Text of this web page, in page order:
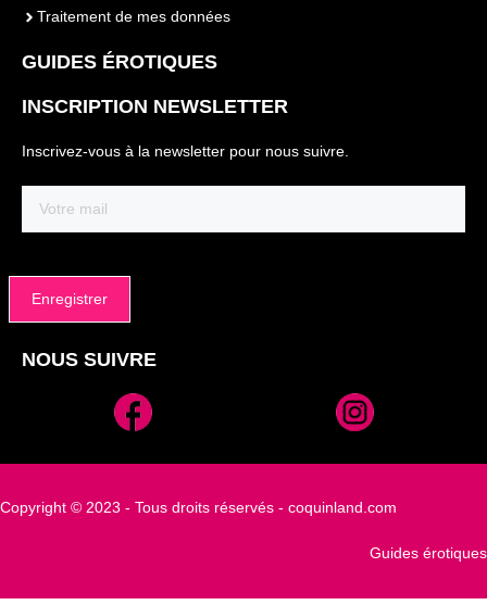
Traitement de mes données
GUIDES ÉROTIQUES
INSCRIPTION NEWSLETTER
Inscrivez-vous à la newsletter pour nous suivre.
Alternative:
NOUS SUIVRE
Copyright © 2023 - Tous droits réservés - coquinland.com
Guides érotiques